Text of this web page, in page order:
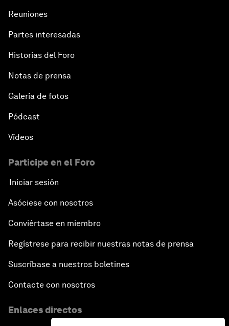
Reuniones
Partes interesadas
Historias del Foro
Notas de prensa
Galería de fotos
Pódcast
Vídeos
Participe en el Foro
Iniciar sesión
Asóciese con nosotros
Conviértase en miembro
Regístrese para recibir nuestras notas de prensa
Suscríbase a nuestros boletines
Contacte con nosotros
Enlaces directos